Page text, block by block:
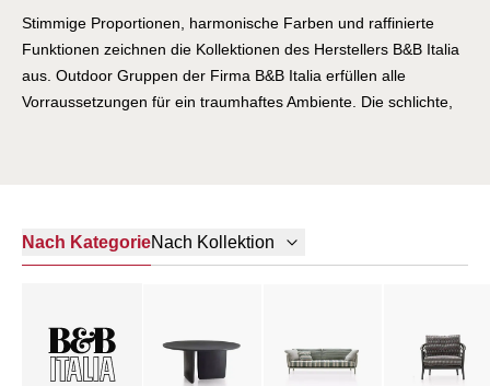
Stimmige Proportionen, harmonische Farben und raffinierte
Funktionen zeichnen die Kollektionen des Herstellers B&B Italia
aus. Outdoor Gruppen der Firma B&B Italia erfüllen alle
Vorraussetzungen für ein traumhaftes Ambiente. Die schlichte,
Nach KategorieNach Kollektion